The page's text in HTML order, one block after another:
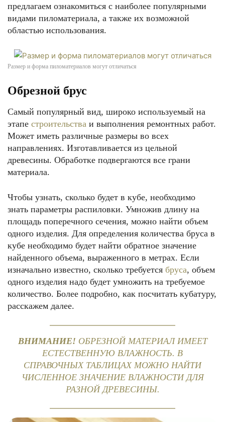
предлагаем ознакомиться с наиболее популярными
видами пиломатериала, а также их возможной
областью использования.
Размер и форма пиломатериалов могут отличаться
Обрезной брус
Самый популярный вид, широко используемый на
этапе строительства и выполнения ремонтных работ.
Может иметь различные размеры во всех
направлениях. Изготавливается из цельной
древесины. Обработке подвергаются все грани
материала.
Чтобы узнать, сколько будет в кубе, необходимо
знать параметры распиловки. Умножив длину на
площадь поперечного сечения, можно найти объем
одного изделия. Для определения количества бруса в
кубе необходимо будет найти обратное значение
найденного объема, выраженного в метрах. Если
изначально известно, сколько требуется бруса, объем
одного изделия надо будет умножить на требуемое
количество. Более подробно, как посчитать кубатуру,
расскажем далее.
ВНИМАНИЕ! ОБРЕЗНОЙ МАТЕРИАЛ ИМЕЕТ
ЕСТЕСТВЕННУЮ ВЛАЖНОСТЬ. В
СПРАВОЧНЫХ ТАБЛИЦАХ МОЖНО НАЙТИ
ЧИСЛЕННОЕ ЗНАЧЕНИЕ ВЛАЖНОСТИ ДЛЯ
РАЗНОЙ ДРЕВЕСИНЫ.